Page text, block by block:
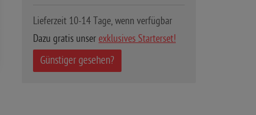
Lieferzeit 10-14 Tage, wenn verfügbar
Dazu gratis unser exklusives Starterset!
Günstiger gesehen?